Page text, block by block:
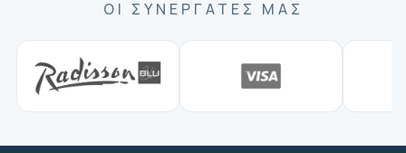
ΟΙ ΣΥΝΕΡΓΆΤΕΣ ΜΑΣ